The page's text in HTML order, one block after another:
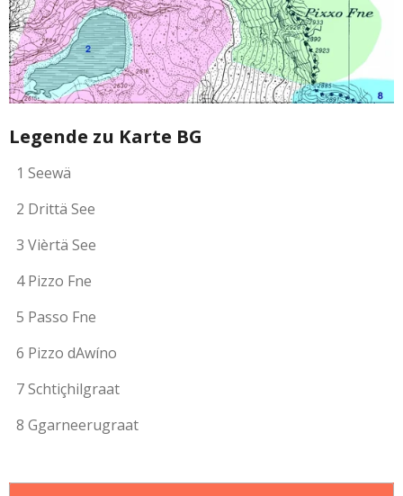
Legende zu Karte BG
1 Seewä
2 Drittä See
3 Vièrtä See
4 Pizzo Fne
5 Passo Fne
6 Pizzo dAwíno
7 Schtiçhilgraat
8 Ggarneerugraat